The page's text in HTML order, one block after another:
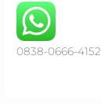
o
r
0838-0666-4152